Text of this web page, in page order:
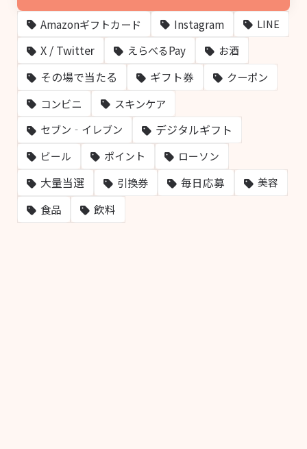
Amazonギフトカード Instagram LINE
X / Twitter えらべるPay お酒
その場で当たる ギフト券
クーポン
コンビニ
スキンケア
セブン‐イレブン デジタルギフト
ビール ポイント ローソン
大量当選 引換券 毎日応募 美容
食品 飲料